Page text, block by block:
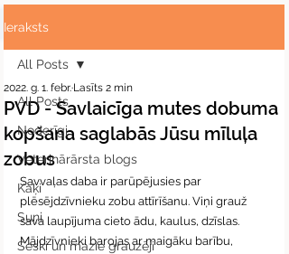
Ieraksts
All Posts
Noderīgi
Veterinārārsta blogs
Kaķi
Suņi
Seski un mazie grauzēji
All Posts
PVD - Savlaicīga mutes dobuma
kopšana saglabās Jūsu mīluļa
zobus
2022. g. 1. febr. Lasīts 2 min
Savvaļas daba ir parūpējusies par
plēsējdzīvnieku zobu attīrīšanu. Viņi grauž
sava laupījuma cieto ādu, kaulus, dzīslas.
Mājdzīvnieki barojas ar maigāku barību,